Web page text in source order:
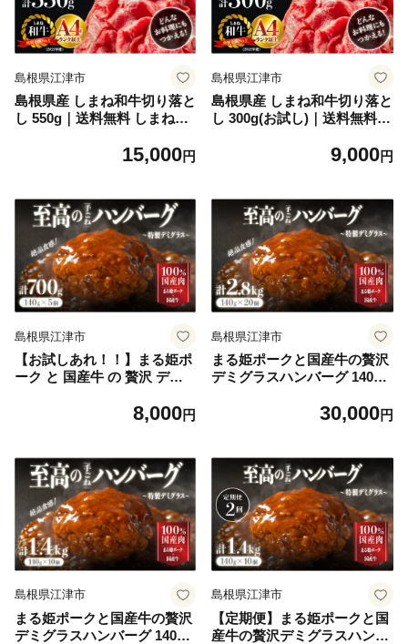
島根県江津市
島根県産 しまね和牛切り落と
し 550g｜送料無料 しまね和
にく旨味 やわらかい 霜降り
お取り寄せ お取り寄せグルメ
グルメ｜【NK-2】
15,000円
島根県江津市
島根県産 しまね和牛切り落と
し 300g(お試し)｜送料無料
お肉 肉 にく 300g 霜降り 料
取り寄せ お取り寄せグルメ
グルメ｜【NK-3】
9,000円
島根県江津市
【お試しあれ！！】まる姫ポ
ーク と 国産牛 の 贅沢 デミ
(計700g) 【CO-2】 ハンバー
し
8,000円
島根県江津市
まる姫ポークと国産牛の贅沢
デミグラスハンバーグ 140g×
3】 ハンバーグ 惣菜 調理済
30,000円
島根県江津市
まる姫ポークと国産牛の贅沢
デミグラスハンバーグ 140g×
島根県江津市
【定期便】まる姫ポークと国
産牛の贅沢デミグラスハンバ